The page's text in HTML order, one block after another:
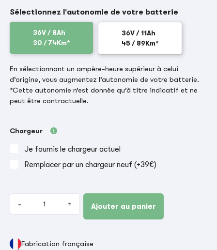
Sélectionnez l'autonomie de votre batterie
36V / 8Ah
30 / 74Km*
36V / 11Ah
45 / 89Km*
En sélectionnant un ampère-heure supérieur à celui
d’origine, vous augmentez l’autonomie de votre batterie.
*Cette autonomie n’est donnée qu’à titre indicatif et ne
peut être contractuelle.
Chargeur
Je fournis le chargeur actuel
Remplacer par un chargeur neuf (+39€)
- + Ajouter au panier
Fabrication française